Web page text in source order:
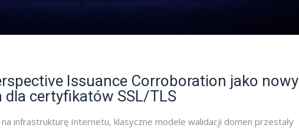
Issuance Corroboration jako nowy
certyfikatów SSL/TLS
infrastrukturę Internetu, klasyczne modele walidacji domen przestały